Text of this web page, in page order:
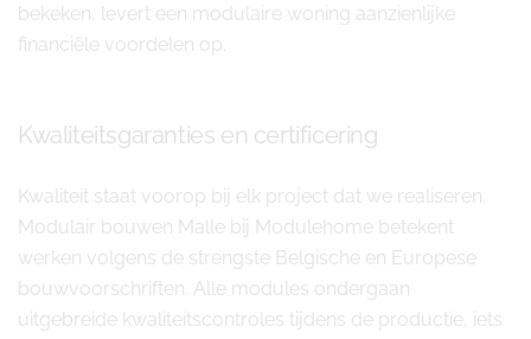
bekeken, levert een modulaire woning aanzienlijke
financiële voordelen op.
Kwaliteitsgaranties en certificering
Kwaliteit staat voorop bij elk project dat we realiseren.
Modulair bouwen Malle bij Modulehome betekent
werken volgens de strengste Belgische en Europese
bouwvoorschriften. Alle modules ondergaan
uitgebreide kwaliteitscontroles tijdens de productie, iets